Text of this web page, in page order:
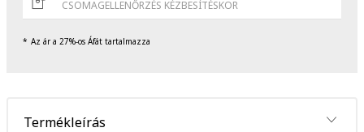
CSOMAGELLENŐRZÉS KÉZBESÍTÉSKOR
Az ár a 27%-os Áfát tartalmazza
Termékleírás